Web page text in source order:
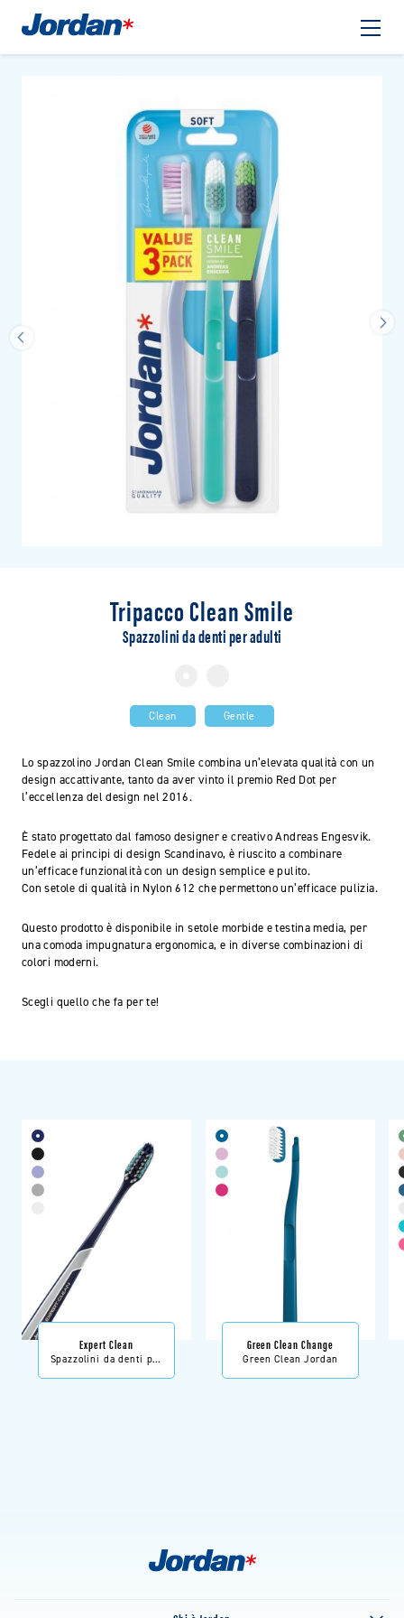
Tripacco Clean Smile
Spazzolini da denti per adulti
Clean Gentle
Lo spazzolino Jordan Clean Smile combina un’elevata qualità con un
design accattivante, tanto da aver vinto il premio Red Dot per
l’eccellenza del design nel 2016.
È stato progettato dal famoso designer e creativo Andreas Engesvik.
Fedele ai principi di design Scandinavo, è riuscito a combinare
un’efficace funzionalità con un design semplice e pulito.
Con setole di qualità in Nylon 612 che permettono un’efficace pulizia.
Questo prodotto è disponibile in setole morbide e testina media, per
una comoda impugnatura ergonomica, e in diverse combinazioni di
colori moderni.
Scegli quello che fa per te!
Expert Clean
Spazzolini da denti per
adulti
Green Clean Change
Green Clean Jordan